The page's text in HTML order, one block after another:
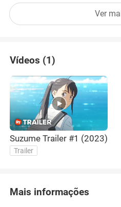
Ver
Vídeos (1)
Suzume Trailer #1 (2023)
Trailer
Mais informações